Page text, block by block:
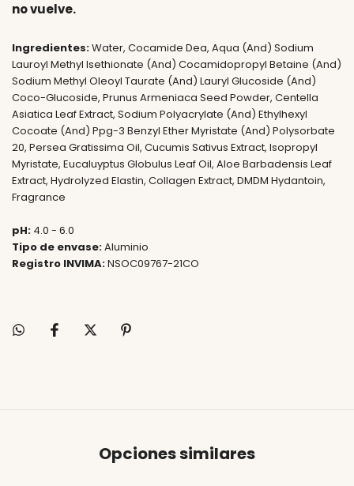
no vuelve.
Ingredientes:Water, Cocamide Dea, Aqua (And) Sodium
Lauroyl Methyl Isethionate (And) Cocamidopropyl Betaine (And)
Sodium Methyl Oleoyl Taurate (And) Lauryl Glucoside (And)
Coco-Glucoside, Prunus Armeniaca Seed Powder, Centella
Asiatica Leaf Extract, Sodium Polyacrylate (And) Ethylhexyl
Cocoate (And) Ppg-3 Benzyl Ether Myristate (And) Polysorbate
20, Persea Gratissima Oil, Cucumis Sativus Extract, Isopropyl
Myristate, Eucaluyptus Globulus Leaf Oil, Aloe Barbadensis Leaf
Extract, Hydrolyzed Elastin, Collagen Extract, DMDM Hydantoin,
Fragrance
pH: 4.0 - 6.0
Tipo de envase:Aluminio
Registro INVIMA:NSOC09767-21CO
Opciones similares